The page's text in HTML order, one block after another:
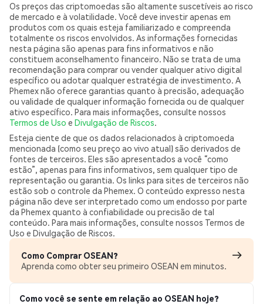
Os preços das criptomoedas são altamente suscetíveis ao risco
de mercado e à volatilidade. Você deve investir apenas em
produtos com os quais esteja familiarizado e compreenda
totalmente os riscos envolvidos. As informações fornecidas
nesta página são apenas para fins informativos e não
constituem aconselhamento financeiro. Não se trata de uma
recomendação para comprar ou vender qualquer ativo digital
específico ou adotar qualquer estratégia de investimento. A
Phemex não oferece garantias quanto à precisão, adequação
ou validade de qualquer informação fornecida ou de qualquer
ativo específico. Para mais informações, consulte nossos
Termos de Uso e Divulgação de Riscos.
Esteja ciente de que os dados relacionados à criptomoeda
mencionada (como seu preço ao vivo atual) são derivados de
fontes de terceiros. Eles são apresentados a você “como
estão”, apenas para fins informativos, sem qualquer tipo de
representação ou garantia. Os links para sites de terceiros não
estão sob o controle da Phemex. O conteúdo expresso nesta
página não deve ser interpretado como um endosso por parte
da Phemex quanto à confiabilidade ou precisão de tal
conteúdo. Para mais informações, consulte nossos Termos de
Uso e Divulgação de Riscos.
Como Comprar OSEAN?
Aprenda como obter seu primeiro OSEAN em minutos.
Como você se sente em relação ao OSEAN hoje?